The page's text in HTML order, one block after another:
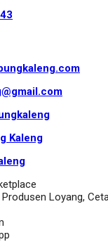
Kaleng
Produsen Loyang,